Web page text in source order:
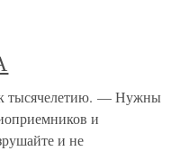
— Нужны
и
и не